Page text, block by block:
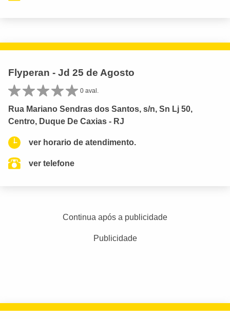
Flyperan - Jd 25 de Agosto
0 aval.
Rua Mariano Sendras dos Santos, s/n, Sn Lj 50,
Centro, Duque De Caxias - RJ
ver horario de atendimento.
ver telefone
Continua após a publicidade
Publicidade